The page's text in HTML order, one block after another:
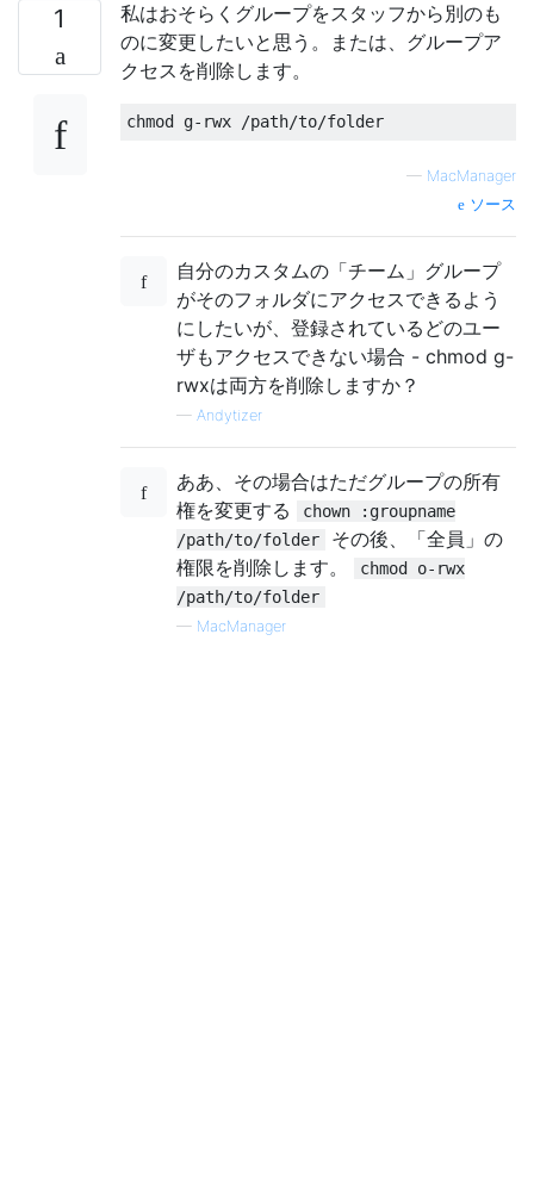
1
私はおそらくグループをスタッフから別のも
のに変更したいと思う。または、グループア
クセスを削除します。
— MacManager
ソース
自分のカスタムの「チーム」グループ
がそのフォルダにアクセスできるよう
にしたいが、登録されているどのユー
ザもアクセスできない場合 - chmod g-
rwxは両方を削除しますか？
— Andytizer
ああ、その場合はただグループの所有
権を変更する
chown :groupname
/path/to/folder
その後、「全員」の
権限を削除します。
chmod o-rwx
/path/to/folder
— MacManager